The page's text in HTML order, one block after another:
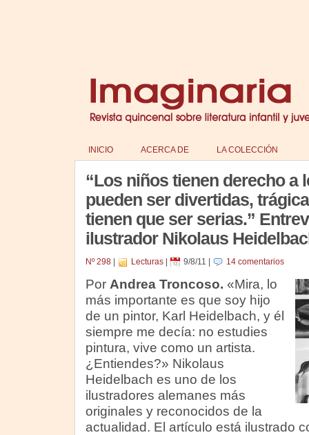
INICIO ACERCA DE LA COLECCIÓN
“Los niños tienen derecho a
pueden ser divertidas,
tienen que ser serias.”
ilustrador Nikolaus
Nº 298| Lecturas| 9/8/11 14 comentarios
Por Andrea Troncoso. «Mira, lo
más importante es que soy hijo
de un pintor, Karl Heidelbach, y él
siempre me decía: no estudies
pintura, vive como un artista.
¿Entiendes?» Nikolaus
Heidelbach es uno de los
ilustradores alemanes más
originales y reconocidos de la
actualidad. El artículo está ilustrado